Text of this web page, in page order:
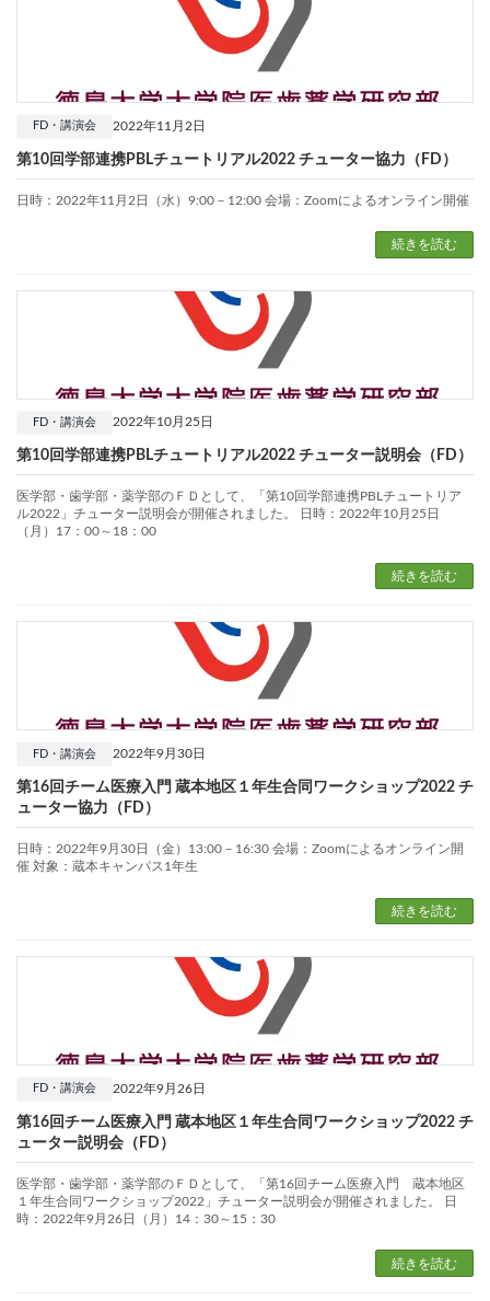
2022年11月2日
FD・講演会
第10回学部連携PBLチュートリアル2022 チューター協力（FD）
日時：2022年11月2日（水）9:00－12:00 会場：Zoomによるオンライン開催
続きを読む
2022年10月25日
FD・講演会
第10回学部連携PBLチュートリアル2022 チューター説明会（FD）
医学部・歯学部・薬学部のＦＤとして、「第10回学部連携PBLチュートリア
ル2022」チューター説明会が開催されました。 日時：2022年10月25日
（月）17：00～18：00
続きを読む
2022年9月30日
FD・講演会
第16回チーム医療入門 蔵本地区１年生合同ワークショップ2022 チ
ューター協力（FD）
日時：2022年9月30日（金）13:00－16:30 会場：Zoomによるオンライン開
催 対象：蔵本キャンパス1年生
続きを読む
2022年9月26日
FD・講演会
第16回チーム医療入門 蔵本地区１年生合同ワークショップ2022 チ
ューター説明会（FD）
医学部・歯学部・薬学部のＦＤとして、「第16回チーム医療入門 蔵本地区
１年生合同ワークショップ2022」チューター説明会が開催されました。 日
時：2022年9月26日（月）14：30～15：30
続きを読む